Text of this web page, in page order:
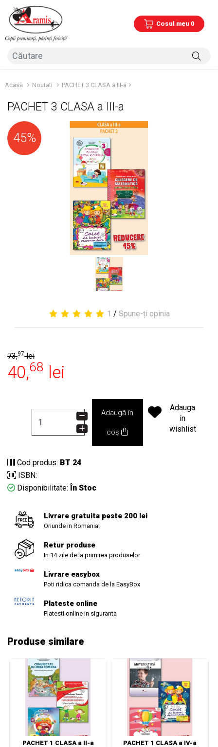
Cosul meu 0
Acasă Noutati PACHET 3 CLASA a III-a
PACHET 3 CLASA a III-a
45%
1 / Spune-ți opinia
73,97lei
40,68 lei
Adaugă în
coș
Adauga
in
wishlist
Cod produs: BT 24
ISBN:
Disponibilitate: În Stoc
Livrare gratuita peste 200 lei
Oriunde in Romania!
Retur produse
In 14 zile de la primirea produselor
Livrare easybox
Poti ridica comanda de la EasyBox
Plateste online
Platesti online in siguranta
Produse similare
PACHET 1 CLASA a II-a PACHET 1 CLASA a IV-a